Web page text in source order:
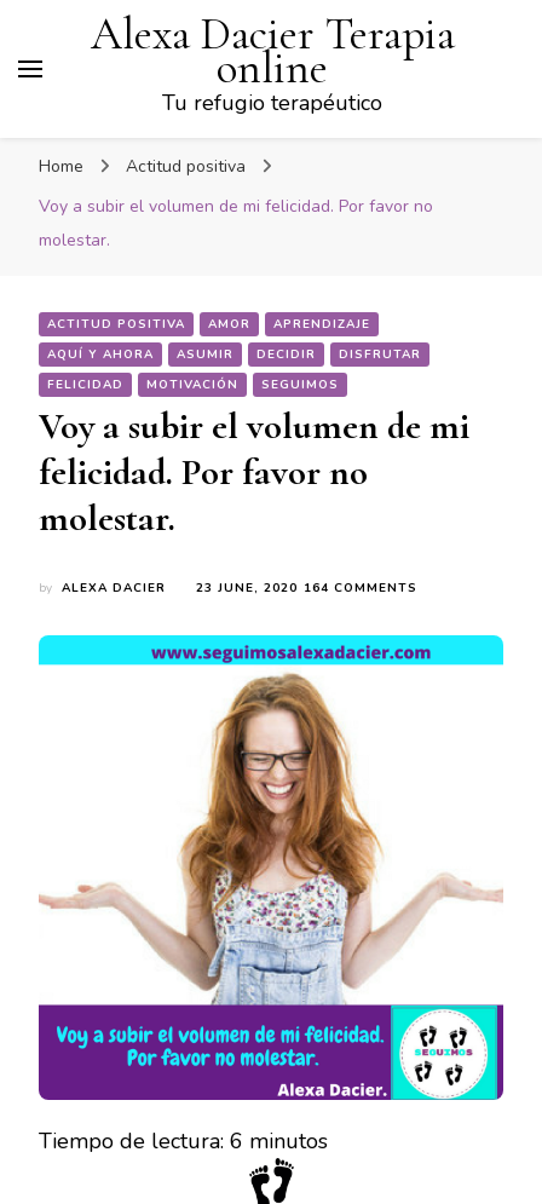
Alexa Dacier Terapia
online
Tu refugio terapéutico
Home
Actitud positiva
Voy a subir el volumen de mi felicidad. Por favor no
molestar.
ACTITUD POSITIVA AMOR
APRENDIZAJE
AQUÍ Y AHORA
ASUMIR DECIDIR
DISFRUTAR
FELICIDAD
MOTIVACIÓN SEGUIMOS
Voy a subir el volumen de mi
felicidad. Por favor no
molestar.
by ALEXA DACIER 23 JUNE, 2020 164 COMMENTS
SUBIR
Tiempo de lectura: 6 minutos